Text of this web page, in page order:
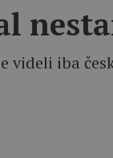
videli iba